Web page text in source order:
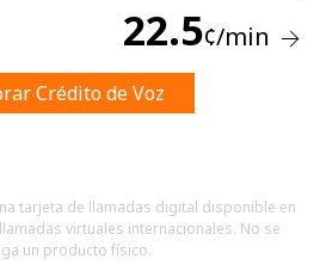
una minúscula 22.5¢/min
Crédito de Voz
tarjeta de llamadas digital disponible en
virtuales internacionales. No se
un producto físico.